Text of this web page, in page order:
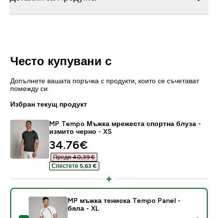
Често купувани с
Допълнете вашата поръчка с продукти, които се съчетават
помежду си
Избран текущ продукт
MP Tempo Мъжка мрежеста спортна блуза -
измито черно - XS
discounted price
34.76€‎
Преди 40,39 €‎
Спестете 5,63 €‎
MP мъжка тениска Tempo Panel -
бяла - XL